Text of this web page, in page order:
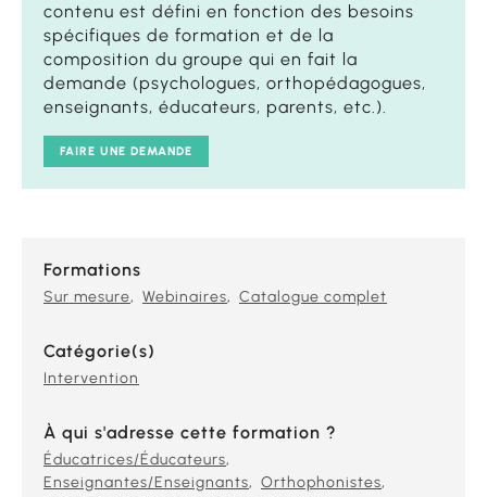
Formations
Sur mesure Webinaires Catalogue complet
Catégorie(s)
Intervention
À qui s'adresse cette formation ?
Éducatrices/Éducateurs
Enseignantes/Enseignants
Orthophonistes
contenu est défini en fonction des besoins
spécifiques de formation et de la
composition du groupe qui en fait la
demande (psychologues, orthopédagogues,
enseignants, éducateurs, parents, etc.).
FAIRE UNE DEMANDE